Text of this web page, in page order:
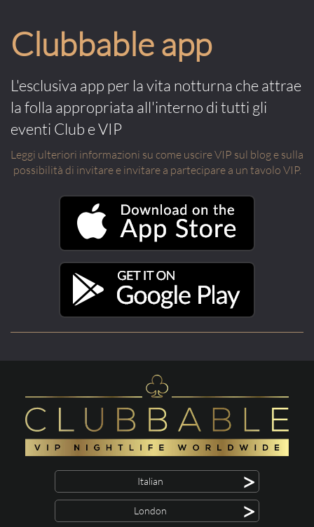
Clubbable app
L'esclusiva app per la vita notturna che attrae
la folla appropriata all'interno di tutti gli
eventi Club e VIP
Leggi ulteriori informazioni su come uscire VIP sul blog e sulla
possibilità di invitare e invitare a partecipare a un tavolo VIP.
Italian >
London >